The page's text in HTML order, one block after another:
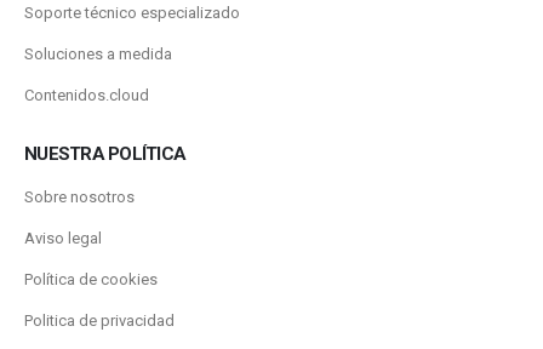
Soporte técnico especializado
Soluciones a medida
Contenidos.cloud
NUESTRA POLÍTICA
Sobre nosotros
Aviso legal
Política de cookies
Politica de privacidad